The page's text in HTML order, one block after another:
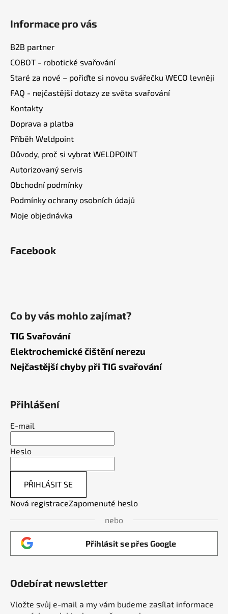
s
u
Informace pro vás
B2B partner
COBOT - robotické svařování
Staré za nové – pořiďte si novou svářečku WECO levněji
FAQ - nejčastější dotazy ze světa svařování
Kontakty
Doprava a platba
Příběh Weldpoint
Důvody, proč si vybrat WELDPOINT
Autorizovaný servis
Obchodní podmínky
Podmínky ochrany osobních údajů
Moje objednávka
Facebook
Co by vás mohlo zajímat?
TIG Svařování
Elektrochemické čištění nerezu
Nejčastější chyby při TIG svařování
Přihlášení
E-mail
Heslo
PŘIHLÁSIT SE
Nová registraceZapomenuté heslo
nebo
Přihlásit se přes Google
Odebírat newsletter
Vložte svůj e-mail a my vám budeme zasílat informace